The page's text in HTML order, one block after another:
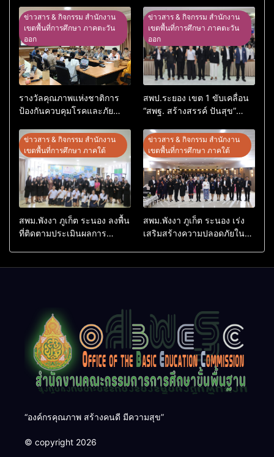
ข่าวสาร & กิจกรรม สำนักงาน
เขตพื้นที่การศึกษา ภาคตะวัน
ออก
รางวัลคุณภาพแห่งชาติการ
ป้องกันควบคุมโรคและภัย
ข่าวสาร & กิจกรรม สำนักงาน
เขตพื้นที่การศึกษา ภาคตะวัน
ออก
สพป.ระยอง เขต 1 ขับเคลื่อน
“สพฐ. สร้างสรรค์ ปันสุข”
ศึกษาปลอดภัยจากยาเสพติด
ข่าวสาร & กิจกรรม สำนักงาน
เขตพื้นที่การศึกษา ภาคใต้
สพม.พังงา ภูเก็ต ระนอง ลงพื้น
ที่ติดตามประเมินผลการ
ข่าวสาร & กิจกรรม สำนักงาน
เขตพื้นที่การศึกษา ภาคใต้
สพม.พังงา ภูเก็ต ระนอง เร่ง
เสริมสร้างความปลอดภัยใน
“องค์กรคุณภาพ สร้างคนดี มีความสุข”
© copyright 2026